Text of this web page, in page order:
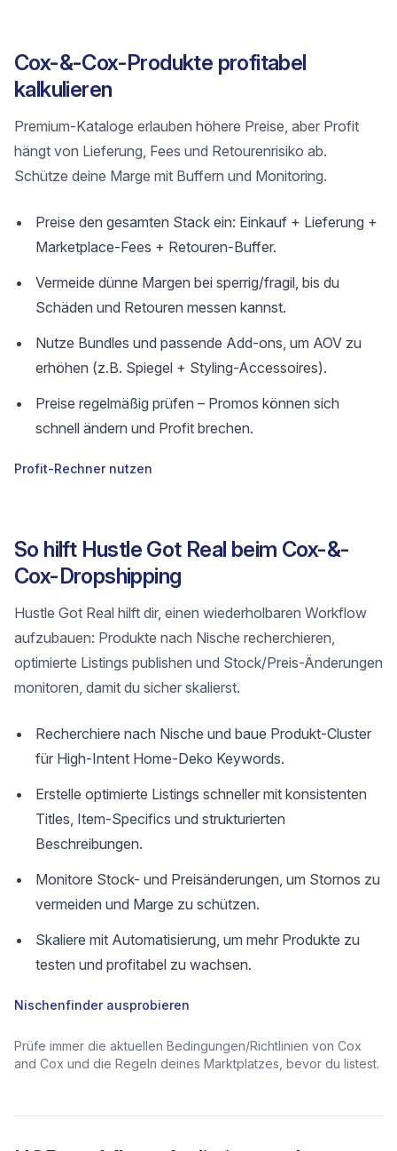
Cox-&-Cox-Produkte profitabel
kalkulieren
Premium-Kataloge erlauben höhere Preise, aber Profit
hängt von Lieferung, Fees und Retourenrisiko ab.
Schütze deine Marge mit Buffern und Monitoring.
Preise den gesamten Stack ein: Einkauf + Lieferung +
Marketplace-Fees + Retouren-Buffer.
Vermeide dünne Margen bei sperrig/fragil, bis du
Schäden und Retouren messen kannst.
Nutze Bundles und passende Add-ons, um AOV zu
erhöhen (z.B. Spiegel + Styling-Accessoires).
Preise regelmäßig prüfen – Promos können sich
schnell ändern und Profit brechen.
Profit-Rechner nutzen
So hilft Hustle Got Real beim Cox-&-
Cox-Dropshipping
Hustle Got Real hilft dir, einen wiederholbaren Workflow
aufzubauen: Produkte nach Nische recherchieren,
optimierte Listings publishen und Stock/Preis-Änderungen
monitoren, damit du sicher skalierst.
Recherchiere nach Nische und baue Produkt-Cluster
für High-Intent Home-Deko Keywords.
Erstelle optimierte Listings schneller mit konsistenten
Titles, Item-Specifics und strukturierten
Beschreibungen.
Monitore Stock- und Preisänderungen, um Stornos zu
vermeiden und Marge zu schützen.
Skaliere mit Automatisierung, um mehr Produkte zu
testen und profitabel zu wachsen.
Nischenfinder ausprobieren
Prüfe immer die aktuellen Bedingungen/Richtlinien von Cox
and Cox und die Regeln deines Marktplatzes, bevor du listest.